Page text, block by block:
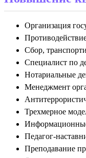
Организация
Сбор,
Специалист по
Нотариальные
Менеджмент
Трехмерное
Педагог-
Преподавание